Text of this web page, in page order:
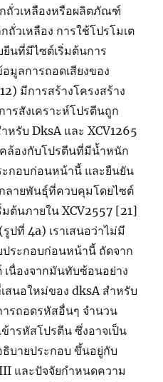
ถั่วเหลืองหรือผลิตภัณฑ์
ถั่วเหลือง การใช้โปรโมเต
นที่มีไซต์เริ่มต้นการ
มูลการถอดเสียงของ
มีการสร้างโครงสร้าง
ารสังเคราะห์โปรตีนถูก
รับ DksA และ XCV1265
ล้องกับโปรตีนที่มีน้ำหนัก
ะกอบก่อนหน้านี้ และยืนยัน
ลายพันธุ์ที่ควบคุมโดยไซต์
ต้นภายใน XCV2557 [21]
ปที่ 4a) เราเสนอว่าไม่มี
ระกอบก่อนหน้านี้ ถัดจาก
นื่องจากมันทับซ้อนอย่าง
สนอใหม่ของ dksA สำหรับ
รถอดรหัสอื่นๆ จำนวน
ารหัสโปรตีน ซึ่งอาจเป็น
บายประกอบ ขึ้นอยู่กับ
และปัจจัยกำหนดความ